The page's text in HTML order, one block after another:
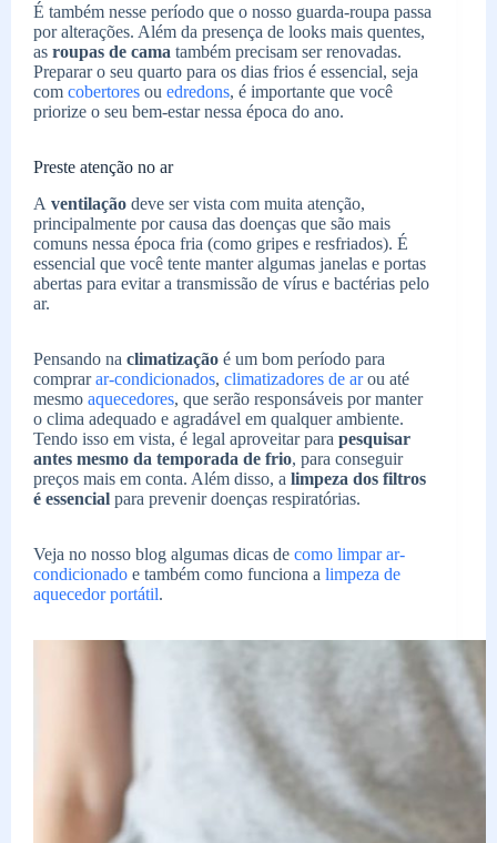
É também nesse período que o nosso guarda-roupa passa
por alterações. Além da presença de looks mais quentes,
as roupas de cama também precisam ser renovadas.
Preparar o seu quarto para os dias frios é essencial, seja
com cobertores ou edredons, é importante que você
priorize o seu bem-estar nessa época do ano.
Preste atenção no ar
A ventilação deve ser vista com muita atenção,
principalmente por causa das doenças que são mais
comuns nessa época fria (como gripes e resfriados). É
essencial que você tente manter algumas janelas e portas
abertas para evitar a transmissão de vírus e bactérias pelo
ar.
Pensando na climatização é um bom período para
comprarar-condicionados, climatizadores de arou até
mesmo aquecedores, que serão responsáveis por manter
o clima adequado e agradável em qualquer ambiente.
Tendo isso em vista, é legal aproveitar para pesquisar
antes mesmo da temporada de frio, para conseguir
preços mais em conta. Além disso, a limpeza dos filtros
é essencial para prevenir doenças respiratórias.
Veja no nosso blog algumas dicas de como limpar ar-
condicionado e também como funciona a limpeza de
aquecedor portátil.